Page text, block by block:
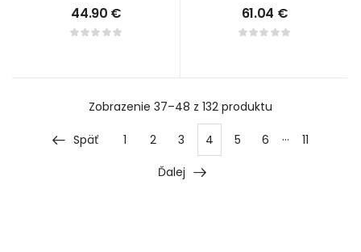
44.90 € 61.04 €
Zobrazenie 37–48 z 132 produktu
Späť 1 2 3 4 5 6 …
11
Ďalej